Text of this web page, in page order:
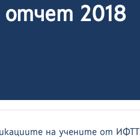
отчет 2018
на учените от ИФТТ